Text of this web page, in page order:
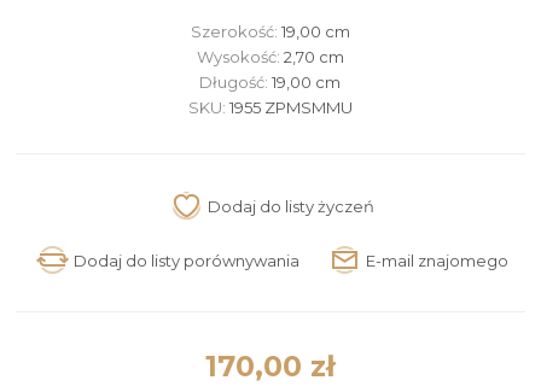
Szerokość: 19,00 cm
Wysokość: 2,70 cm
Długość:19,00 cm
SKU: 1955 ZPMSMMU
170,00 zł